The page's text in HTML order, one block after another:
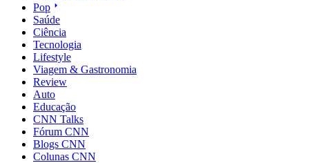
Pop
Saúde
Ciência
Tecnologia
Lifestyle
Viagem & Gastronomia
Review
Auto
Educação
CNN Talks
Fórum CNN
Blogs CNN
Colunas CNN